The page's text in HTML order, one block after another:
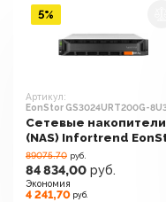
Артикул:
EonStor GS3024URT200G-
Сетевые накопители
(NAS) Infortrend
GS3024URT200G-8U32
89075.70 руб.
84 834,00 руб.
Экономия
4 241,70 руб.
5%